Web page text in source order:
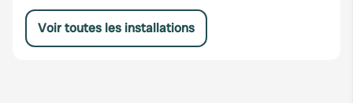
Voir toutes les installations